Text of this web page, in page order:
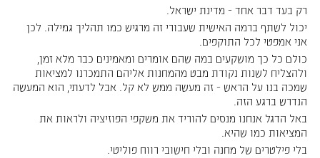
רק בעד דבר אחד - מדינת ישראל.
יכול לשתף ברמה האישית שעבורי זה מרגיש כמו תהליך גמילה. לכן
אני אמפטי לכל התוקפים.
כולם כל כך מושקעים במה שהם אומרים ומאמינים כבר מלא זמן,
ולהצליח לשנות נקודת מבט מהמחנות אליהם התמכרנו למציאות
שמכה בנו על הראש - זה מעשה ממש לא קל. אבל לדעתי, הוא המעשה
הנדרש ברגע הזה.
באל הדגל אנחנו מנסים להוריד את משקפי הפוזיציה ולראות את
המציאות כמו שהיא.
בלי פילטרים של מחנה ובלי חישובי רווח פוליטי.